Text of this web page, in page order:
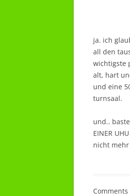
ja. ich
all den
wichtigste
alt, hart
und eine
turnsaal.
und..
EINER
nicht